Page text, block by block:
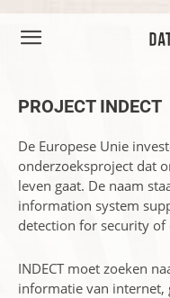
PROJECT INDECT
De Europese Unie
onderzoeksproject dat
leven gaat. De naam
information system
detection for security
INDECT moet zoeken
informatie van internet,